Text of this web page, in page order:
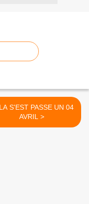
S'EST PASSE UN 04
AVRIL >